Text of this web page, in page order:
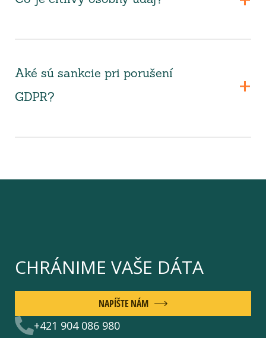
Aké sú sankcie pri porušení
GDPR?
CHRÁNIME VAŠE DÁTA
+421 904 086 980
NAPÍŠTE NÁM